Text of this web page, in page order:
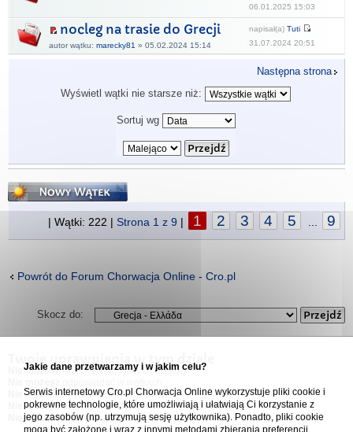
06.01.2025 15:03
nocleg na trasie do Grecji
autor wątku: marecky81 » 05.02.2024 15:14
napisał(a) Tuti
31.07.2024 20:51
Następna strona
Wyświetl wątki nie starsze niż:
Sortuj wg
Napisz wątek
| Wątki: 222 | Strona 1 z 9 | 1 2 3 4 5 9
Powrót do Forum Chorwacja Online - Cro.pl
Skocz do:
Twoje uprawnienia w tym dziale
Nie możeszrozpoczynać nowych wątków
Nie możeszedytować swoich postów
Nie możeszusuwać swoich postów
Nie możeszdodawać załączników
Jakie dane przetwarzamy i w jakim celu?
Serwis internetowy Cro.pl Chorwacja Online wykorzystuje pliki cookie i
pokrewne technologie, które umożliwiają i ułatwiają Ci korzystanie z
jego zasobów (np. utrzymują sesję użytkownika). Ponadto, pliki cookie
mogą być założone i wraz z innymi metodami zbierania preferencji